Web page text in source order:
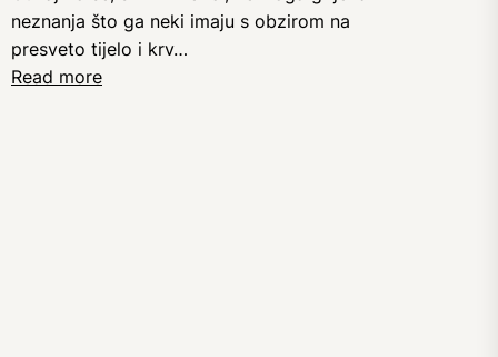
neznanja što ga neki imaju s obzirom na
presveto tijelo i krv…
Read more